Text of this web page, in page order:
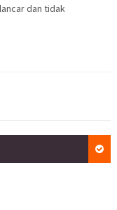
dan tidak